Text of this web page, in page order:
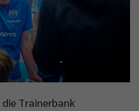
Trainerbank